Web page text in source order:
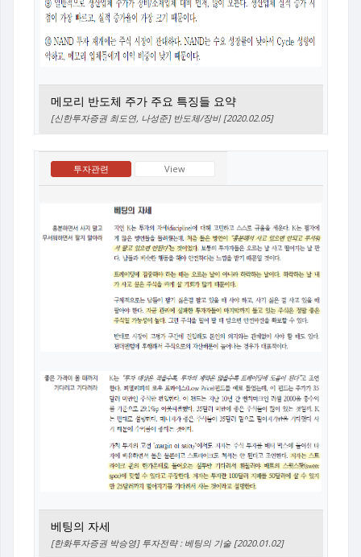
메모리 반도체 주가 주요 특징들 요약
[신한투자증권 최도연, 나성준] 반도체/장비 [2020.02.05]
투자관련 View
베팅의 자세
[한화투자증권 박승영] 투자전략 : 베팅의 기술 [2020.01.02]